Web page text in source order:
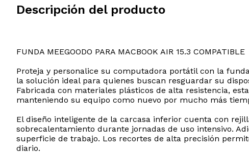
Descripción del producto
FUNDA MEEGOODO PARA MACBOOK AIR 15.3 COMPATIBLE
Proteja y personalice su computadora portátil con la
la solución ideal para quienes buscan resguardar su
Fabricada con materiales plásticos de alta resistencia,
manteniendo su equipo como nuevo por mucho más
El diseño inteligente de la carcasa inferior cuenta con
sobrecalentamiento durante jornadas de uso intensivo.
superficie de trabajo. Los recortes de alta precisión
diario.